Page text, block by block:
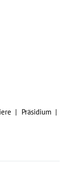
Präsidium